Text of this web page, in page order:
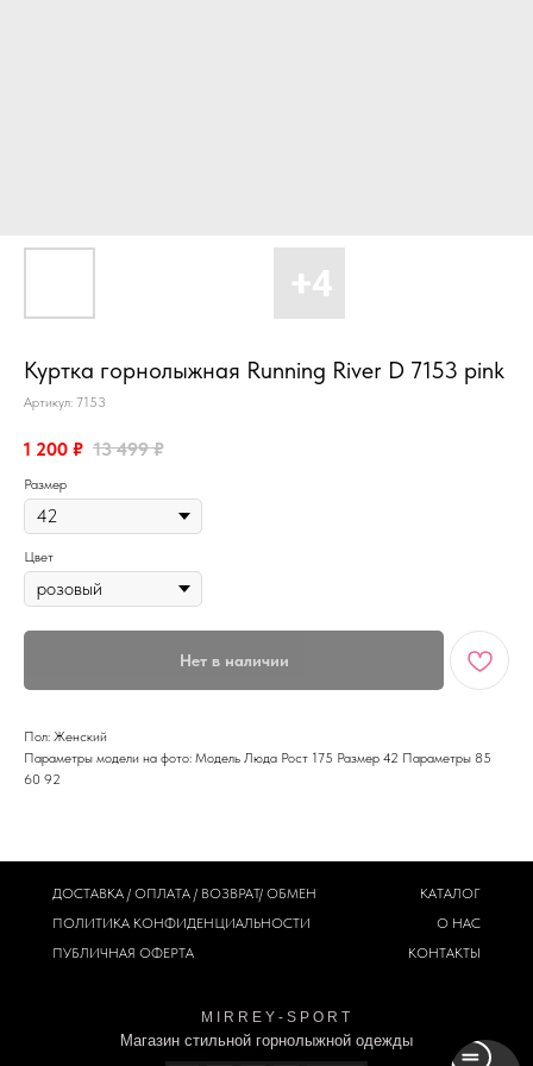
Куртка горнолыжная Running River D 7153 pink
Артикул: 7153
1 200 ₽ 13 499 ₽
Размер
Цвет
Нет в наличии
Пол: Женский
Параметры модели на фото: Модель Люда Рост 175 Размер 42 Параметры 85
60 92
M I R R E Y - S P O R T
Магазин стильной горнолыжной одежды
ДОСТАВКА / ОПЛАТА / ВОЗВРАТ/ ОБМЕН
ПОЛИТИКА КОНФИДЕНЦИАЛЬНОСТИ
ПУБЛИЧНАЯ ОФЕРТА
КАТАЛОГ
О НАС
КОНТАКТЫ